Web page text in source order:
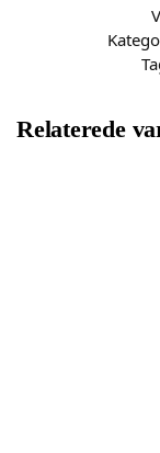
Relaterede